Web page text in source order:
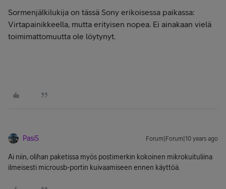
Sormenjälkilukija on tässä Sony erikoisessa paikassa:
Virtapainikkeella, mutta erityisen nopea. Ei ainakaan vielä
toimimattomuutta ole löytynyt.
PasiS Forum|Forum|10 years ago
Ai niin, olihan paketissa myös postimerkin kokoinen mikrokuituliina
ilmeisesti microusb-portin kuivaamiseen ennen käyttöä.